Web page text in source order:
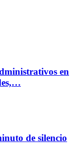
en
de silencio